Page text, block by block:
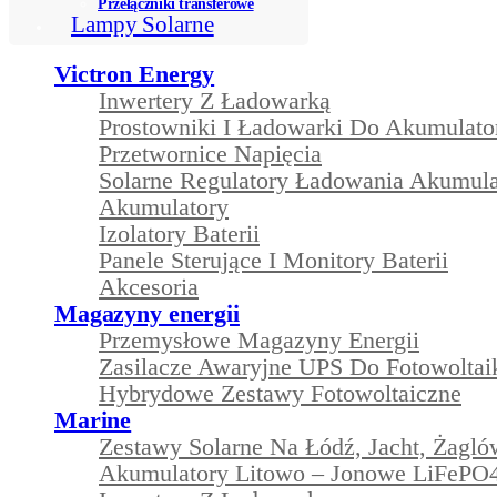
Przełączniki transferowe
Lampy Solarne
Victron Energy
Inwertery Z Ładowarką
Prostowniki I Ładowarki Do
Przetwornice Napięcia
Solarne Regulatory Ładowania
Akumulatory
Izolatory Baterii
Panele Sterujące I Monitory Baterii
Akcesoria
Magazyny energii
Przemysłowe Magazyny Energii
Zasilacze Awaryjne UPS Do
Hybrydowe Zestawy Fotowoltaiczne
Marine
Zestawy Solarne Na Łódź, Jacht,
Akumulatory Litowo – Jonowe